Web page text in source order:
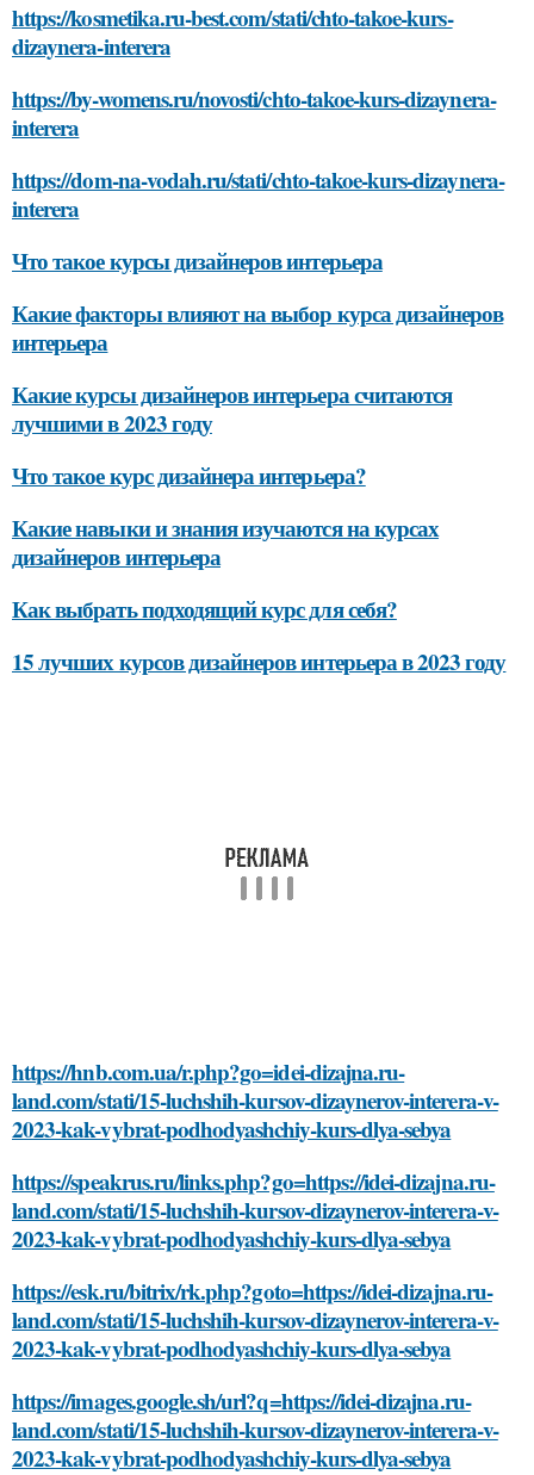
https://kosmetika.ru-best.com/stati/chto-takoe-kurs-
dizaynera-interera
https://by-womens.ru/novosti/chto-takoe-kurs-dizaynera-
interera
https://dom-na-vodah.ru/stati/chto-takoe-kurs-dizaynera-
interera
Что такое курсы дизайнеров интерьера
Какие факторы влияют на выбор курса дизайнеров
интерьера
Какие курсы дизайнеров интерьера считаются
лучшими в 2023 году
Что такое курс дизайнера интерьера?
Какие навыки и знания изучаются на курсах
дизайнеров интерьера
Как выбрать подходящий курс для себя?
15 лучших курсов дизайнеров интерьера в 2023 году
https://hnb.com.ua/r.php?go=idei-dizajna.ru-
land.com/stati/15-luchshih-kursov-dizaynerov-interera-v-
2023-kak-vybrat-podhodyashchiy-kurs-dlya-sebya
https://speakrus.ru/links.php?go=https://idei-dizajna.ru-
land.com/stati/15-luchshih-kursov-dizaynerov-interera-v-
2023-kak-vybrat-podhodyashchiy-kurs-dlya-sebya
https://esk.ru/bitrix/rk.php?goto=https://idei-dizajna.ru-
land.com/stati/15-luchshih-kursov-dizaynerov-interera-v-
2023-kak-vybrat-podhodyashchiy-kurs-dlya-sebya
https://images.google.sh/url?q=https://idei-dizajna.ru-
land.com/stati/15-luchshih-kursov-dizaynerov-interera-v-
2023-kak-vybrat-podhodyashchiy-kurs-dlya-sebya